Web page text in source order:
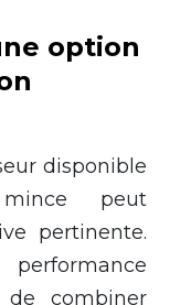
option
disponible
peut
pertinente.
de combiner